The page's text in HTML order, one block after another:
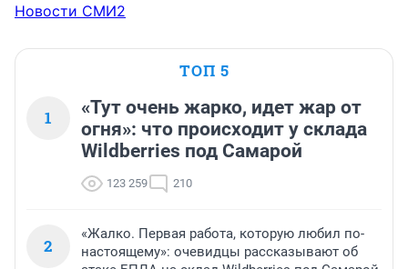
Новости СМИ2
ТОП 5
1
«Тут очень жарко, идет жар от
огня»: что происходит у склада
Wildberries под Самарой
123 259 210
2
«Жалко. Первая работа, которую любил по-
настоящему»: очевидцы рассказывают об